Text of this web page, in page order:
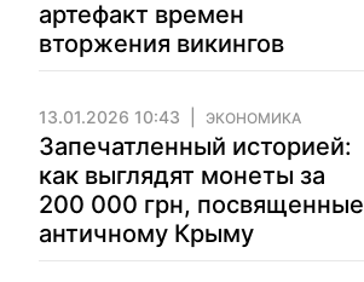
артефакт времен
вторжения викингов
13.01.2026 10:43 ЭКОНОМИКА
Запечатленный историей:
как выглядят монеты за
200 000 грн, посвященные
античному Крыму